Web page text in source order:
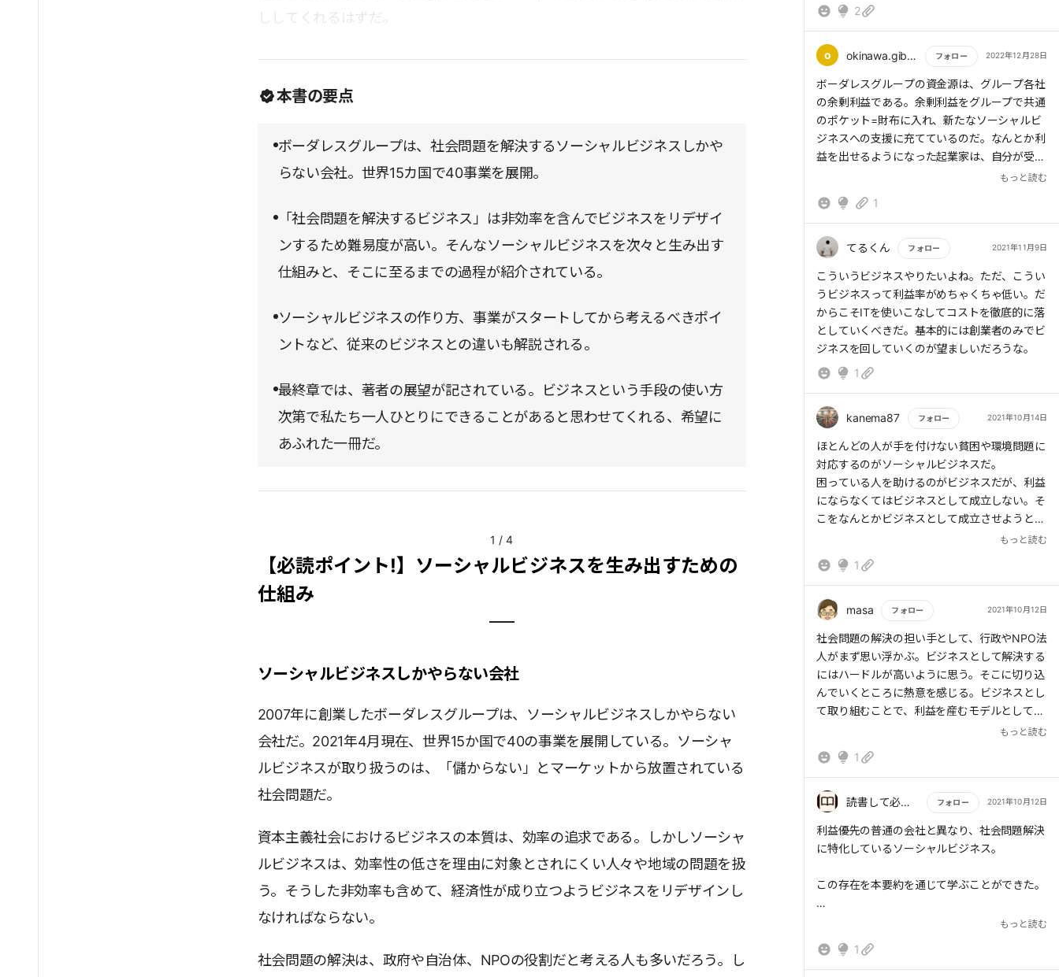
ししてくれるはずだ。
本書の要点
ボーダレスグループは、社会問題を解決するソーシャルビジネスしかや
らない会社。世界15カ国で40事業を展開。
「社会問題を解決するビジネス」は非効率を含んでビジネスをリデザイ
ンするため難易度が高い。そんなソーシャルビジネスを次々と生み出す
仕組みと、そこに至るまでの過程が紹介されている。
ソーシャルビジネスの作り方、事業がスタートしてから考えるべきポイ
ントなど、従来のビジネスとの違いも解説される。
最終章では、著者の展望が記されている。ビジネスという手段の使い方
次第で私たち一人ひとりにできることがあると思わせてくれる、希望に
あふれた一冊だ。
1 / 4
【必読ポイント!】ソーシャルビジネスを生み出すための
仕組み
ソーシャルビジネスしかやらない会社
2007年に創業したボーダレスグループは、ソーシャルビジネスしかやらない
会社だ。2021年4月現在、世界15か国で40の事業を展開している。ソーシャ
ルビジネスが取り扱うのは、「儲からない」とマーケットから放置されている
社会問題だ。
資本主義社会におけるビジネスの本質は、効率の追求である。しかしソーシャ
ルビジネスは、効率性の低さを理由に対象とされにくい人々や地域の問題を扱
う。そうした非効率も含めて、経済性が成り立つようビジネスをリデザインし
なければならない。
社会問題の解決は、政府や自治体、NPOの役割だと考える人も多いだろう。し
社会問題の「現状」と、問題解決により実現
したい「理想の姿」、そして理想と現状のギャ
ップを埋めるための「HOW」を定義したいも
のですものです。
社会問題の「現状」は、誰のどんな課題なの
かを明確に描き出す必要があります。どこの誰
の課題を解決するのかをはっきりさせる必要が
あります。
ソーシャルビジネスを成立させるには、非効
率や高コストといったさまざまな制約が生じま
す。
ではありません。仮説に基づいて試行錯誤を繰
り返し、条件を満たす別のアイデアを作って再
挑戦する必要があります。
社会問題を解決するためには、消費者の側
も、それぞれの立場で今できることをやるとい
う姿勢が重要です。
・私見
社会問題を解決するためには、消費者の側
も、それぞれの立場で今できることをやるとい
う姿勢が大切になってきます。ボーダレス・ジ
ャパンは、ソーシャルビジネス特有の難しさを
踏まえ、社会起業家を支援するプラットフォー
ム企業へと進化しています。
私たちも協力できることはたくさんあるはず
です。
ルビジネスに挑戦したいと思うので、シーズと
1000万円を渡し、1年間起業を体験する場を提
させ、グループ各社の全社長が参加する「社長
設立され、自身の描いたプランを実装していく
ことが可能になるフレームだ。
そして、事業開始後も伴走型の支援を継続し、
マーケティングやバックオフィス業務をサポー
トしたりして、社会起業家たちを全面的に支え
る。なんとか利益を出せるようになった起業家
る「恩送り」として、ボーダレスグループ内の
相互扶助エコシステムの柱となっている。
このビジネスモデルは他にも「孤立回避」「リ
バイバルプラン」などを導入し、さも革新的に
事業を推し進めているが、このアイディアに至
るまでの道程はどれほどであったのか考えると
は、アフリカの子どもたちの貧困問題を解決し
段として「ビジネスによる解決」をスピード感
を持ってプラットフォームを作り、社会起業家
養成所「ボーダレスアカデミー」を創設した。
「きれいな社会」を作りたいという気持ちは、
少なからず我々の心の中の根底に流れているは
ずだ。本のタイトル通り「9割の社会問題はビ
は見えている。
2
o okinawa.gibson39 フォロー 2022年12月28日
もっと読む
ボーダレスグループの資金源は、グループ各社
の余剰利益である。余剰利益をグループで共通
のポケット=財布に入れ、新たなソーシャルビ
ジネスへの支援に充てているのだ。なんとか利
益を出せるようになった起業家は、自分が受け
た恩を次のチャレンジャーに送る。この仕組み
エコシステムの柱となっている。
ボーダーレスジャパンという組織に興味を持っ
もっと読む
1
てるくん フォロー 2021年11月9日
もっと読む
こういうビジネスやりたいよね。ただ、こうい
うビジネスって利益率がめちゃくちゃ低い。だ
からこそITを使いこなしてコストを徹底的に落
としていくべきだ。基本的には創業者のみでビ
ジネスを回していくのが望ましいだろうな。
1
kanema87 フォロー 2021年10月14日
もっと読む
ほとんどの人が手を付けない貧困や環境問題に
対応するのがソーシャルビジネスだ。
困っている人を助けるのがビジネスだが、利益
にならなくてはビジネスとして成立しない。そ
こをなんとかビジネスとして成立させようとす
ネスをするのは自分しかいないという確固たる
成功している人を見るとつい信念という言葉を
かれるものであって、初めからあった訳ではな
いのだろう。
もっと読む
1
masa フォロー 2021年10月12日
もっと読む
社会問題の解決の担い手として、行政やNPO法
人がまず思い浮かぶ。ビジネスとして解決する
にはハードルが高いように思う。そこに切り込
んでいくところに熱意を感じる。ビジネスとし
て取り組むことで、利益を産むモデルとして、
事業の継続性や、多くの人を巻き込むことも期
もっと読む
1
読書して必ず学びを得る者 フォロー 2021年10月12日
もっと読む
利益優先の普通の会社と異なり、社会問題解決
に特化しているソーシャルビジネス。
この存在を本要約を通じて学ぶことができた。
flierを使っていなければ出会えない存在であっ
もっと読む
1